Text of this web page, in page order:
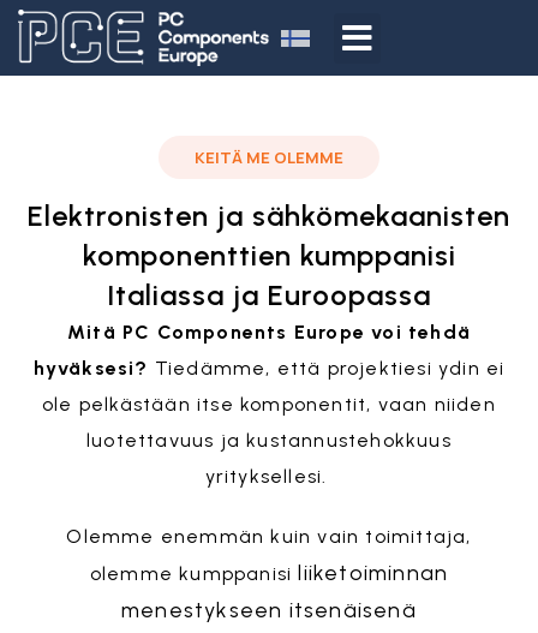
KEITÄ ME OLEMME
Elektronisten ja sähkömekaanisten
komponenttien kumppanisi
Italiassa ja Euroopassa
Mitä PC Components Europe voi tehdä
hyväksesi? Tiedämme, että projektiesi ydin ei
ole pelkästään itse komponentit, vaan niiden
luotettavuus ja kustannustehokkuus
yrityksellesi.
Olemme enemmän kuin vain toimittaja,
olemme kumppanisi liiketoiminnan
menestykseen itsenäisenä